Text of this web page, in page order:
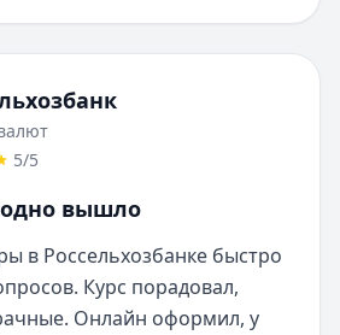
5/5
вышло
в Россельхозбанке быстро
Курс порадовал,
Онлайн оформил, у